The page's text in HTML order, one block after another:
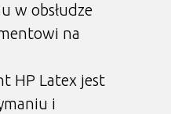
w obsłudze
na
HP Latex jest
i